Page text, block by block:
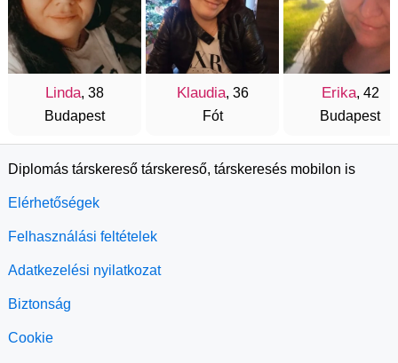
Linda, 38
Budapest
Klaudia, 36
Fót
Erika, 42
Budapest
Diplomás társkereső társkereső, társkeresés mobilon is
Elérhetőségek
Felhasználási feltételek
Adatkezelési nyilatkozat
Biztonság
Cookie